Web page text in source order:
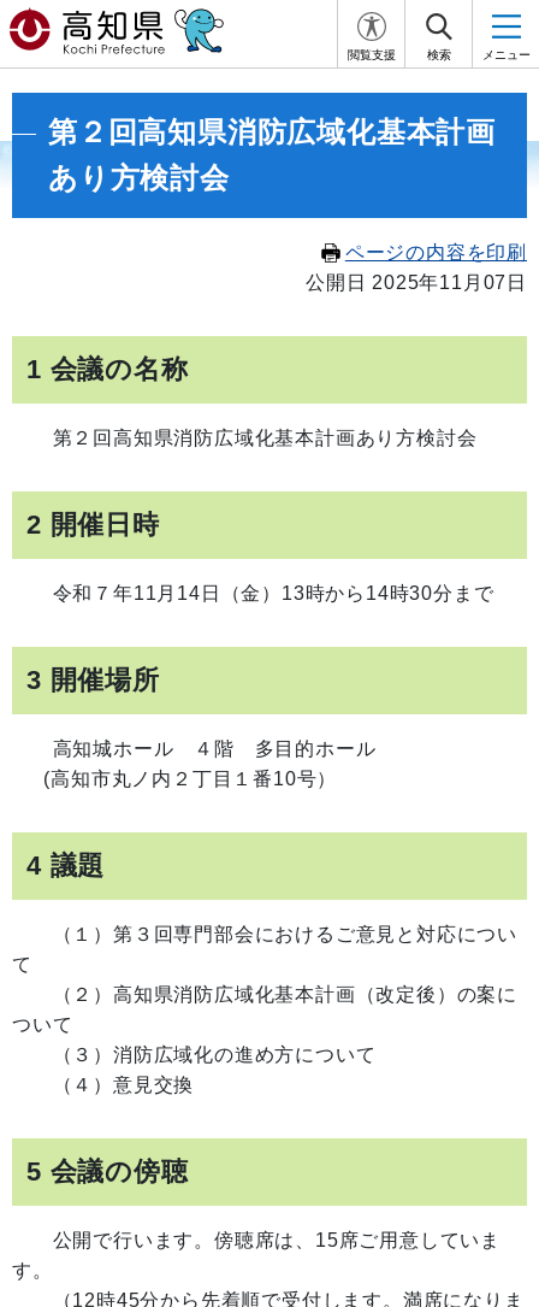
閲覧支援 検索 メニュー
第２回高知県消防広域化基本計画
あり方検討会
ページの内容を印刷
公開日 2025年11月07日
1 会議の名称
第２回高知県消防広域化基本計画あり方検討会
2 開催日時
令和７年11月14日（金）13時から14時30分まで
3 開催場所
高知城ホール ４階 多目的ホール
(高知市丸ノ内２丁目１番10号）
4 議題
（１）第３回専門部会におけるご意見と対応につい
て
（２）高知県消防広域化基本計画（改定後）の案に
ついて
（３）消防広域化の進め方について
（４）意見交換
5 会議の傍聴
公開で行います。傍聴席は、15席ご用意していま
す。
（12時45分から先着順で受付します。満席になりま